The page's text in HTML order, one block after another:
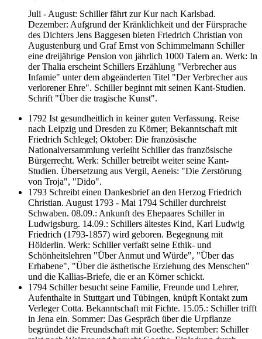
Juli - August: Schiller fährt zur Kur nach Karlsbad.
Dezember: Aufgrund der Kränklichkeit und der Fürsprache
des Dichters Jens Baggesen bieten Friedrich Christian von
Augustenburg und Graf Ernst von Schimmelmann Schiller
eine dreijährige Pension von jährlich 1000 Talern an. Werk: In
der Thalia erscheint Schillers Erzählung "Verbrecher aus
Infamie" unter dem abgeänderten Titel "Der Verbrecher aus
verlorener Ehre". Schiller beginnt mit seinen Kant-Studien.
Schrift "Über die tragische Kunst".
1792 Ist gesundheitlich in keiner guten Verfassung. Reise
nach Leipzig und Dresden zu Körner; Bekanntschaft mit
Friedrich Schlegel; Oktober: Die französische
Nationalversammlung verleiht Schiller das französische
Bürgerrecht. Werk: Schiller betreibt weiter seine Kant-
Studien. Übersetzung aus Vergil, Aeneis: "Die Zerstörung
von Troja", "Dido".
1793 Schreibt einen Dankesbrief an den Herzog Friedrich
Christian. August 1793 - Mai 1794 Schiller durchreist
Schwaben. 08.09.: Ankunft des Ehepaares Schiller in
Ludwigsburg. 14.09.: Schillers ältestes Kind, Karl Ludwig
Friedrich (1793-1857) wird geboren. Begegnung mit
Hölderlin. Werk: Schiller verfaßt seine Ethik- und
Schönheitslehren "Über Anmut und Würde", "Über das
Erhabene", "Über die ästhetische Erziehung des Menschen"
und die Kallias-Briefe, die er an Körner schickt.
1794 Schiller besucht seine Familie, Freunde und Lehrer,
Aufenthalte in Stuttgart und Tübingen, knüpft Kontakt zum
Verleger Cotta. Bekanntschaft mit Fichte. 15.05.: Schiller trifft
in Jena ein. Sommer: Das Gespräch über die Urpflanze
begründet die Freundschaft mit Goethe. September: Schiller